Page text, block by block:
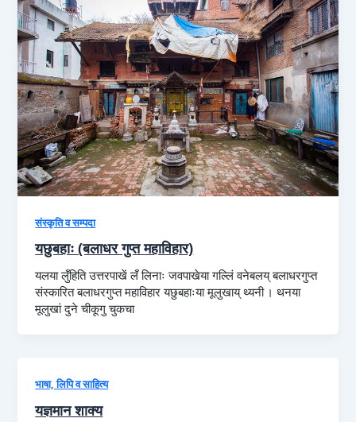
संस्कृति व सम्पदा
यछुबहाः (बलाधर गुप्त महाविहार)
यलया लुँहिति उत्तरपाखें लँ लिनाः जवपाखेया गल्लिं वनेबलय्‌ बलाधरगुप्त
संस्कारित बलाधरगुप्त महाविहार यछुबहाःया मूलुखाय्‌ थ्यनी । थनया
मूलुखां दुने चीकूगु चुकचा
भाषा, लिपि व साहित्य
यज्ञमान शाक्य